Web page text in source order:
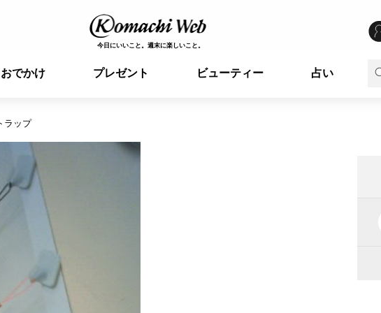
今日にいいこと。週末に楽しいこと。
おでかけ プレゼント ビューティー 占い
ラップ